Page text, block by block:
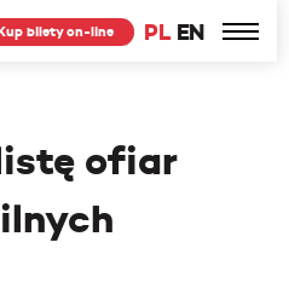
PL EN
bilety on-line
ofiar